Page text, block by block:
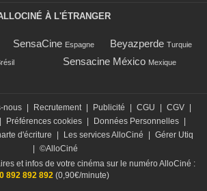
À L'ÉTRANGER
SensaCine Espagne Beyazperde Turquie
Sensacine México Mexique
nous Recrutement Publicité CGU CGV
Préférences cookies Données Personnelles
d'écriture Les services AlloCiné
Gérer Utiq
©AlloCiné
et infos de votre cinéma sur le numéro AlloCiné :
0 892 892 892(0,90€/minute)